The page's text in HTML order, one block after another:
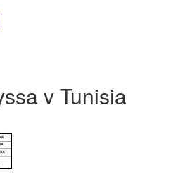
v Tunisia